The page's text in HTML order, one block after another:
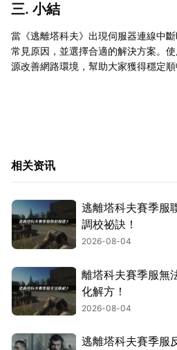
三. 小結
當《逃離塔科夫》出現伺服器連線中
常見原因，並選擇合適的解決方案。
源改善網路環境，幫助大家獲得穩定順
相关资讯
逃離塔科夫賽季服
調校祕訣！
2026-08-04
離塔科夫賽季服無
化解方！
2026-08-04
逃離塔科夫賽季服